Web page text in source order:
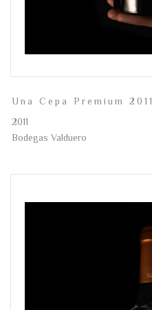
Una Cepa Premium 2011
2011
Bodegas Valduero